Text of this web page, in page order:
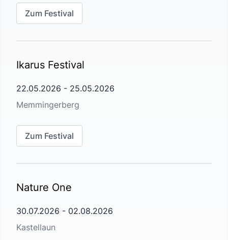
Zum Festival
Ikarus Festival
22.05.2026 - 25.05.2026
Memmingerberg
Zum Festival
Nature One
30.07.2026 - 02.08.2026
Kastellaun